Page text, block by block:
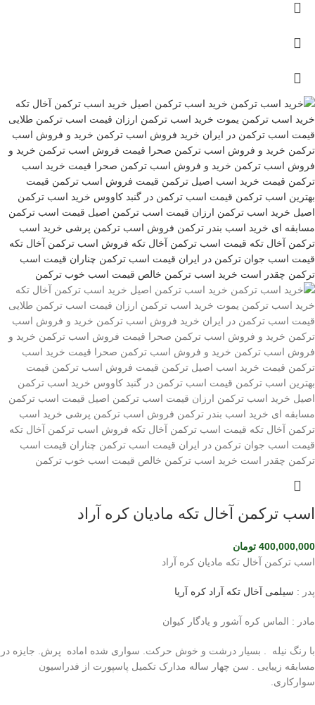
اسب ترکمن آخال تکه مادیان کره آراد
400,000,000 تومان
اسب ترکمن آخال تکه مادیان کره آراد
پدر : سیلمی آخال تکه آراد کره آریا
مادر : الماس کره آشور و یادگار کیوان
با رنگ نیله . بسیار درشت و خوش حرکت. سواری شده اماده پرش. جایزه در
مسابقه زیبایی . سن چهار ساله مدارک تکمیل پاسپورت از فدراسیون
سوارکاری.